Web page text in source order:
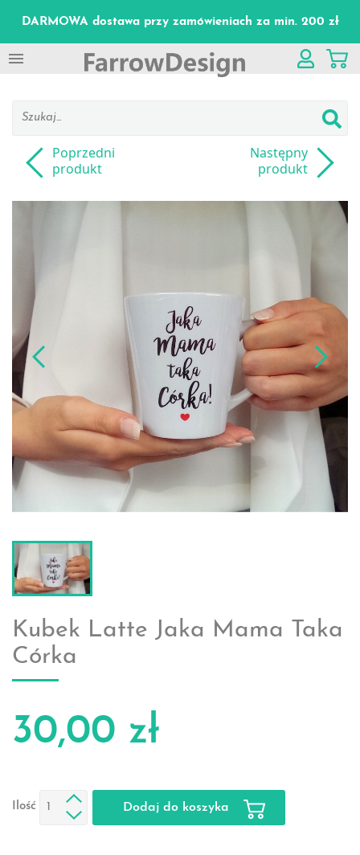
DARMOWA dostawa przy zamówieniach za min. 200 zł

Kubek Latte Jaka Mama Taka
Córka
30,00 zł
Ilość Dodaj do koszyka
Poprzedni
produkt
Następny
produkt